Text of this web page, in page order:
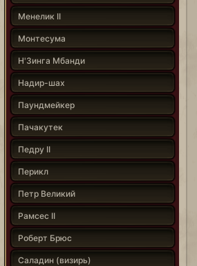
Менелик II
Монтесума
Н'Зинга Мбанди
Надир-шах
Паундмейкер
Пачакутек
Педру II
Перикл
Петр Великий
Рамсес II
Роберт Брюс
Саладин (визирь)